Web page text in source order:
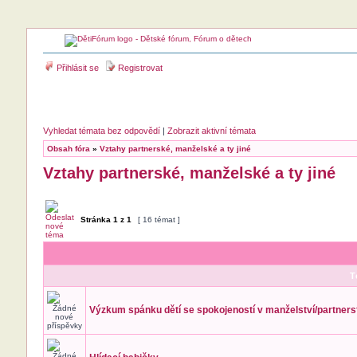
Přihlásit se Registrovat
Vyhledat témata bez odpovědí| Zobrazit aktivní témata
Obsah fóra » Vztahy partnerské, manželské a ty jiné
Vztahy partnerské, manželské a ty jiné
Stránka 1 z 1 [ 16 témat ]
Výzkum spánku dětí se spokojeností v manželství/